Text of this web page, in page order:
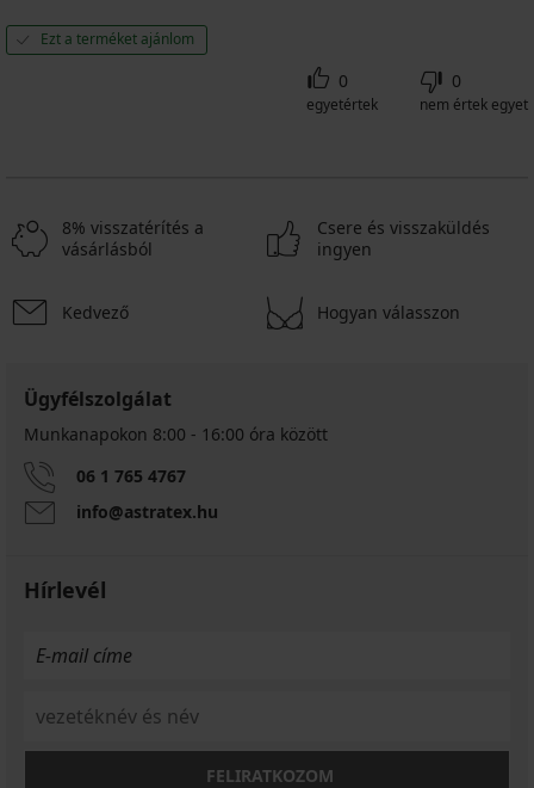
Ezt a terméket ajánlom
0
egyetértek
0
nem értek egyet
8% visszatérítés a
vásárlásból
Csere és visszaküldés
ingyen
Kedvező Hogyan válasszon
Ügyfélszolgálat
Munkanapokon 8:00 - 16:00 óra között
06 1 765 4767
info@astratex.hu
Hírlevél
FELIRATKOZOM